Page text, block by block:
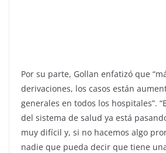
Por su parte, Gollan enfatizó que
derivaciones, los casos están
generales en todos los hospitales”.
del sistema de salud ya está
muy difícil y, si no hacemos algo
nadie que pueda decir que tiene